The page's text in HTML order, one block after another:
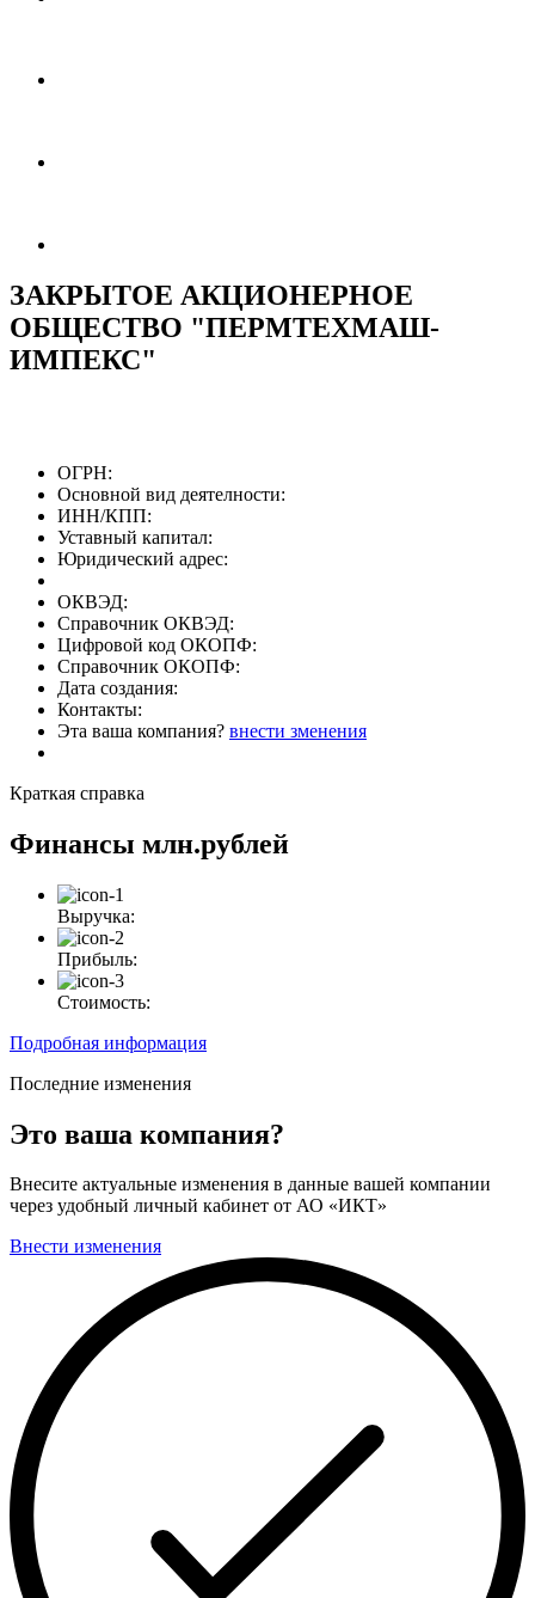
ЗАКРЫТОЕ АКЦИОНЕРНОЕ
ОБЩЕСТВО "ПЕРМТЕХМАШ-
ИМПЕКС"
ОГРН:
Основной вид деятелности:
ИНН/КПП:
Уставный капитал:
Юридический адрес:
ОКВЭД:
Справочник ОКВЭД:
Цифровой код ОКОПФ:
Справочник ОКОПФ:
Дата создания:
Контакты:
Эта ваша компания? внести зменения
Краткая справка
Финансы млн.рублей
Выручка:
Прибыль:
Стоимость:
Подробная информация
Последние изменения
Это ваша компания?
Внесите актуальные изменения в данные вашей компании
через удобный личный кабинет от АО «ИКТ»
Внести изменения